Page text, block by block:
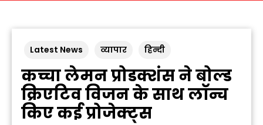
Latest News व्यापार हिन्दी
कच्चा लेमन प्रोडक्शंस ने बोल्ड
क्रिएटिव विजन के साथ लॉन्च
किए कई प्रोजेक्ट्स